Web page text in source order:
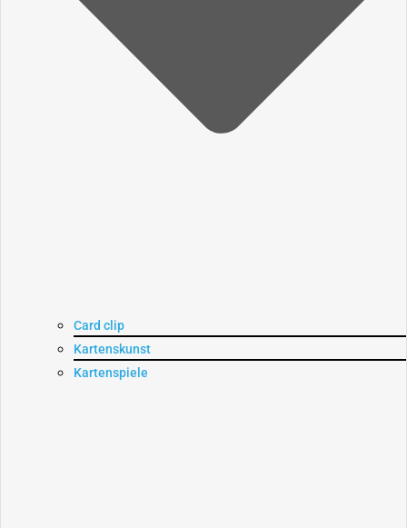
Card clip
Kartenskunst
Kartenspiele